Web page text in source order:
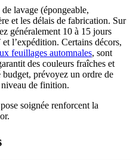
lavage (épongeable,
et les délais de fabrication. Sur
généralement 10 à 15 jours
l’expédition. Certains décors,
feuillages automnales, sont
des couleurs fraîches et
prévoyez un ordre de
niveau de finition.
soignée renforcent la